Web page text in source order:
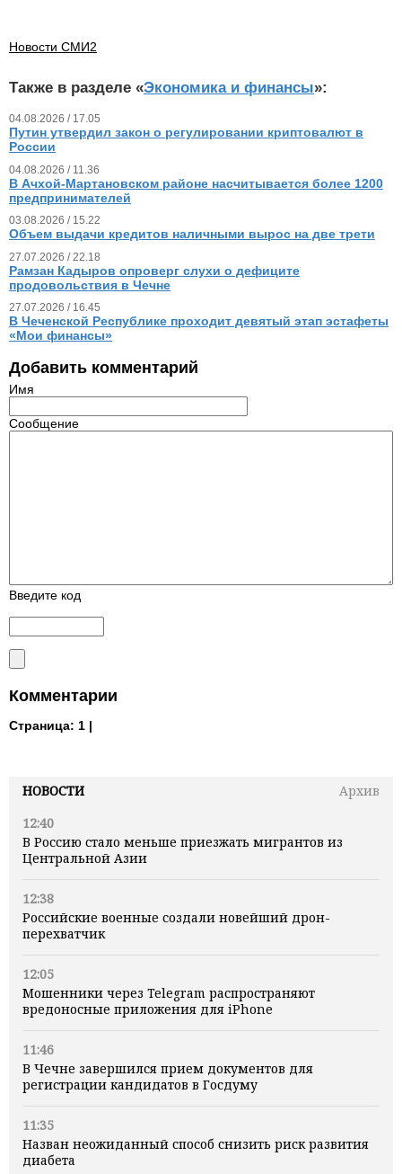
НОВОСТИ
Архив
12:40
В Россию стало меньше приезжать мигрантов из
Центральной Азии
12:38
Российские военные создали новейший дрон-
перехватчик
12:05
Мошенники через Telegram распространяют
вредоносные приложения для iPhone
11:46
В Чечне завершился прием документов для
регистрации кандидатов в Госдуму
11:35
Назван неожиданный способ снизить риск развития
диабета
Новости СМИ2
Также в разделе «Экономика и финансы»:
04.08.2026 / 17.05
Путин утвердил закон о регулировании криптовалют в
России
04.08.2026 / 11.36
В Ачхой-Мартановском районе насчитывается более 1200
предпринимателей
03.08.2026 / 15.22
Объем выдачи кредитов наличными вырос на две трети
27.07.2026 / 22.18
Рамзан Кадыров опроверг слухи о дефиците
продовольствия в Чечне
27.07.2026 / 16.45
В Чеченской Республике проходит девятый этап эстафеты
«Мои финансы»
Добавить комментарий
Имя
Сообщение
Введите код
Комментарии
Страница: 1 |